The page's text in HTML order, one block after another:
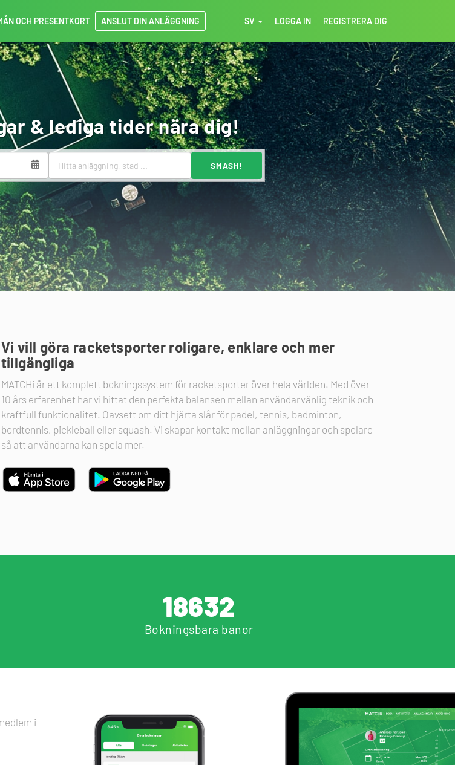
OCH PRESENTKORT ANSLUT DIN ANLÄGGNING SV LOGGA IN REGISTRERA DIG
& lediga tider nära dig!
(success)
Vi vill göra racketsporter roligare, enklare och mer
tillgängliga
MATCHi är ett komplett bokningssystem för racketsporter över hela världen. Med över
10 års erfarenhet har vi hittat den perfekta balansen mellan användarvänlig teknik och
kraftfull funktionalitet. Oavsett om ditt hjärta slår för padel, tennis, badminton,
bordtennis, pickleball eller squash. Vi skapar kontakt mellan anläggningar och spelare
så att användarna kan spela mer.
18632
Bokningsbara banor
i